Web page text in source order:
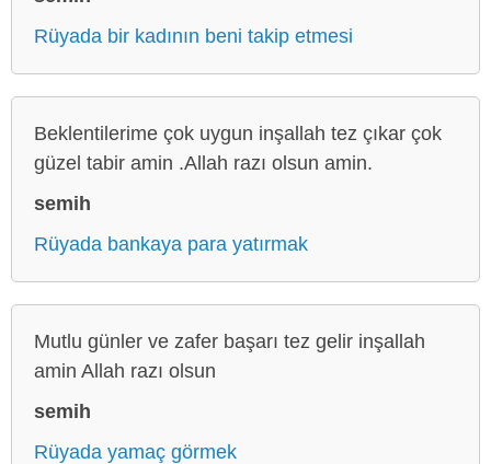
Rüyada bir kadının beni takip etmesi
Beklentilerime çok uygun inşallah tez çıkar çok
güzel tabir amin .Allah razı olsun amin.
semih
Rüyada bankaya para yatırmak
Mutlu günler ve zafer başarı tez gelir inşallah
amin Allah razı olsun
semih
Rüyada yamaç görmek